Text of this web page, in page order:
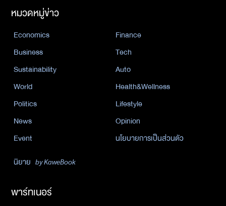
หมวดหมู่ข่าว
Economics
Finance
Business
Tech
Sustainability
Auto
World
Health&Wellness
Politics
Lifestyle
News
Opinion
Event
นโยบายการเป็นส่วนตัว
นิยาย by KaweBook
พาร์ทเนอร์